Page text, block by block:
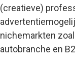
(creatieve)
nichemarkten
autobranche en